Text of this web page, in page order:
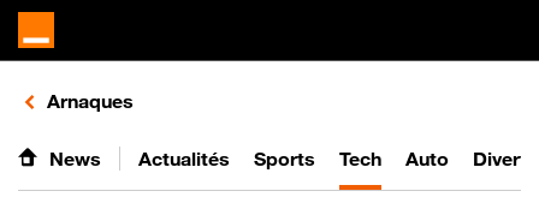
Retours vers le listing d'articles de la catégorie
Arnaques
News Actualités Sports Tech Auto